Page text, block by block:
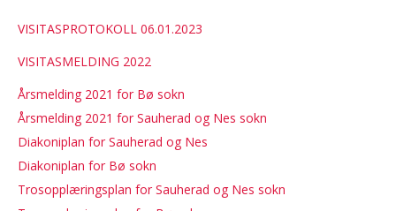
VISITASPROTOKOLL 06.01.2023
VISITASMELDING 2022
Årsmelding 2021 for Bø sokn
Årsmelding 2021 for Sauherad og Nes sokn
Diakoniplan for Sauherad og Nes
Diakoniplan for Bø sokn
Trosopplæringsplan for Sauherad og Nes sokn